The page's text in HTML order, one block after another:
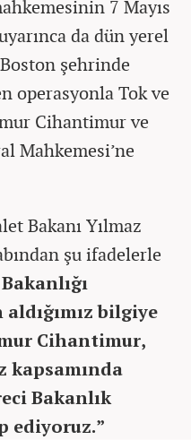
7 Mayıs
da dün yerel
şehrinde
operasyonla Tok ve
Cihantimur ve
Mahkemesi’ne
Bakanı Yılmaz
şu ifadelerle
bilgiye
Cihantimur,
kapsamında
Bakanlık
ediyoruz.”